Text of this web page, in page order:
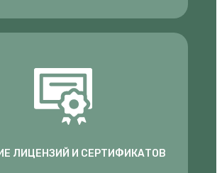
ЛИЦЕНЗИЙ И СЕРТИФИКАТОВ